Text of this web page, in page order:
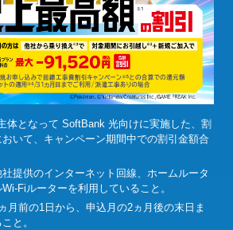
体となって SoftBank 光向けに実施した、割
いて、キャンペーン期間中での割引金額合
提供のインターネット回線、ホームルータ
Fiルーターを利用していること。
月前の1日から、申込月の2ヵ月後の末日ま
と。